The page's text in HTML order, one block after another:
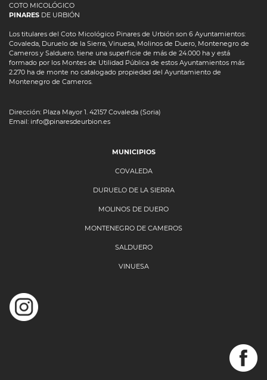
COTO MICOLÓGICO
PINARES DE URBIÓN
Los titulares del Coto Micológico Pinares de Urbión son 6 Ayuntamientos:
Covaleda, Duruelo de la Sierra, Vinuesa, Molinos de Duero, Montenegro de
Cameros y Salduero. tiene una superficie de más de 24.000 ha y está
formado por los Montes de Utilidad Pública de estos Ayuntamientos más
2.270 ha de monte no catalogado propiedad del Ayuntamiento de
Montenegro de Cameros.
Dirección: Plaza Mayor 1. 42157 Covaleda (Soria)
Email: info@pinaresdeurbion.es
MUNICIPIOS
COVALEDA
DURUELO DE LA SIERRA
MOLINOS DE DUERO
MONTENEGRO DE CAMEROS
SALDUERO
VINUESA